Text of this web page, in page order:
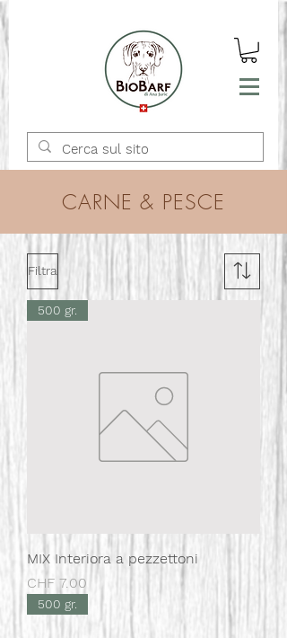
CARNE & PESCE
Filtra
500 gr.
MIX Interiora a pezzettoni
Prezzo
CHF 7.00
500 gr.